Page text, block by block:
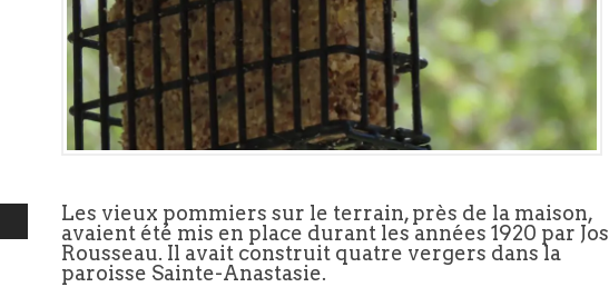
Les vieux pommiers sur le terrain, près de la maison,
avaient été mis en place durant les années 1920 par Jos
Rousseau. Il avait construit quatre vergers dans la
paroisse Sainte-Anastasie.